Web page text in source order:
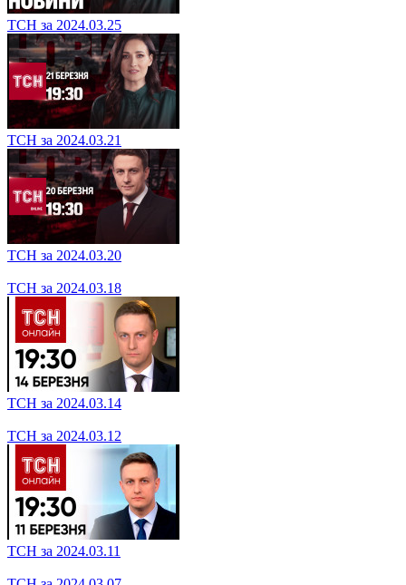
ТСН за 2024.03.28
ТСН за 2024.03.27
ТСН за 2024.03.26
ТСН за 2024.03.21
ТСН за 2024.03.20